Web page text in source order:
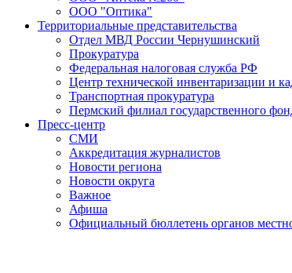
ООО "Оптика"
Территориальные представительства
Отдел МВД России Чернушинский
Прокуратура
Федеральная налоговая служба РФ
Центр технической инвентаризации и
Транспортная прокуратура
Пермский филиал государственного
Пресс-центр
СМИ
Аккредитация журналистов
Новости региона
Новости округа
Важное
Афиша
Официальный бюллетень органов